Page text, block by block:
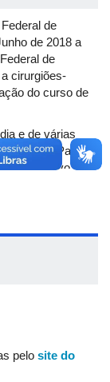
de
de 2018 a
de
cirurgiões-
do curso de
e de várias
São Paulo,
O objetivo do
Instituições de
402,
pelo site do